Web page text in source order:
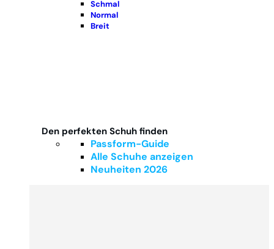
Schmal
Normal
Breit
Den perfekten Schuh finden
Passform-Guide
Alle Schuhe anzeigen
Neuheiten 2026